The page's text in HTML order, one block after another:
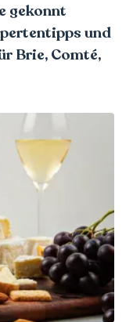
gekonnt
und
Brie, Comté,